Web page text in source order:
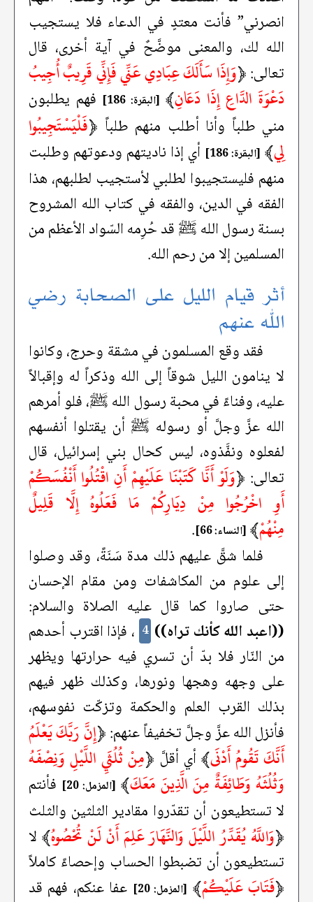
انصرني” فأنت معتدٍ في الدعاء فلا يستجيب
الله لك، والمعنى موضَّحٌ في آية أخرى، قال
تعالى:﴿وَإِذَا سَأَلَكَ عِبَادِي عَنِّي فَإِنِّي قَرِيبٌ أُجِيبُ
دَعْوَةَ الدَّاعِ إِذَا دَعَانِ﴾ [البقرة: 186]
فهم يطلبون
مني طلباً وأنا أطلب منهم طلباً ﴿فَلْيَسْتَجِيبُوا
لِي﴾ [البقرة: 186]
أي إذا ناديتهم ودعوتهم وطلبت
منهم فليستجيبوا لطلبي لأستجيب لطلبهم، هذا
الفقه في الدين، والفقه في كتاب الله المشروح
بسنة رسول الله ﷺ قد حُرِمه السّواد الأعظم من
المسلمين إلا من رحم الله.
أثر قيام الليل على الصحابة رضي
الله عنهم
فقد وقع المسلمون في مشقة وحرج، وكانوا
لا ينامون الليل شوقاً إلى الله وذكراً له وإقبالاً
عليه، وفناءً في محبة رسول الله ﷺ، فلو أمرهم
الله عزَّ وجلَّ أو رسوله ﷺ أن يقتلوا أنفسهم
لفعلوه ونفَّذوه، ليس كحال بني إسرائيل، قال
تعالى: ﴿وَلَوْ أَنَّا كَتَبْنَا عَلَيْهِمْ أَنِ اقْتُلُوا أَنْفُسَكُمْ
أَوِ اخْرُجُوا مِنْ دِيَارِكُمْ مَا فَعَلُوهُ إِلَّا قَلِيلٌ
مِنْهُمْ﴾ [النساء: 66]
.
فلما شقَّ عليهم ذلك مدة سَنَةً، وقد وصلوا
إلى علوم من المكاشفات ومن مقام الإحسان
حتى صاروا كما قال عليه الصلاة والسلام:
((اعبد الله كأنك تراه)) 4 ، فإذا اقترب أحدهم
من النّار فلا بدّ أن تسري فيه حرارتها ويظهر
على وجهه وهجها ونورها، وكذلك ظهر فيهم
بذلك القرب العلم والحكمة وتزكّت نفوسهم،
فأنزل الله عزَّ وجلَّ تخفيفاً عنهم:﴿إِنَّ رَبَّكَ يَعْلَمُ
أَنَّكَ تَقُومُ أَدْنَى﴾ أي أقلَّ ﴿مِنْ ثُلُثَيِ اللَّيْلِ وَنِصْفَهُ
وَثُلُثَهُ وَطَائِفَةٌ مِنَ الَّذِينَ مَعَكَ﴾ [المزمل: 20]
فأنتم
لا تستطيعون أن تقدّروا مقادير الثلثين والثلث
﴿وَاللَّهُ يُقَدِّرُ اللَّيْلَ وَالنَّهَارَ عَلِمَ أَنْ لَنْ تُحْصُوهُ﴾ لا
تستطيعون أن تضبطوا الحساب وإحصاءً كاملاً
﴿فَتَابَ عَلَيْكُمْ﴾ [المزمل: 20]
عفا عنكم، فهم قد